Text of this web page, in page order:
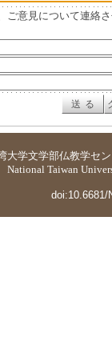
ご意見について連絡
大学文学部仏教学セ
National Taiwan
doi:10.6681/